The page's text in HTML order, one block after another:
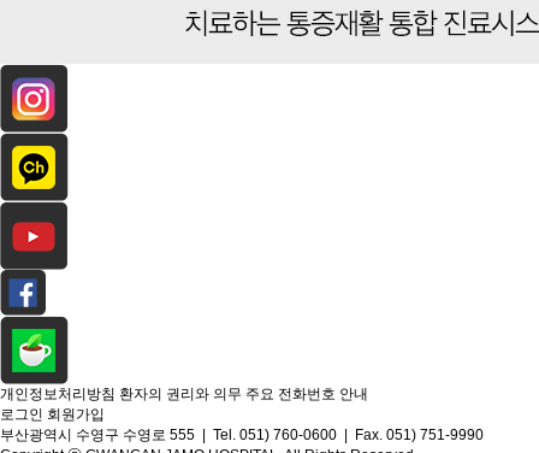
개인정보처리방침 환자의 권리와 의무 주요 전화번호 안내
로그인 회원가입
부산광역시 수영구 수영로 555 | Tel. 051) 760-0600 | Fax. 051) 751-9990